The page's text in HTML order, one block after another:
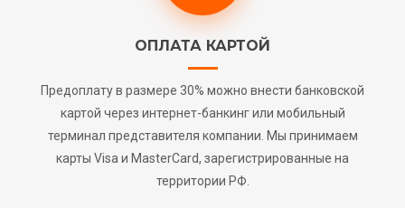
ОПЛАТА КАРТОЙ
Предоплату в размере 30% можно внести банковской
картой через интернет-банкинг или мобильный
терминал представителя компании. Мы принимаем
карты Visa и MasterCard, зарегистрированные на
территории РФ.